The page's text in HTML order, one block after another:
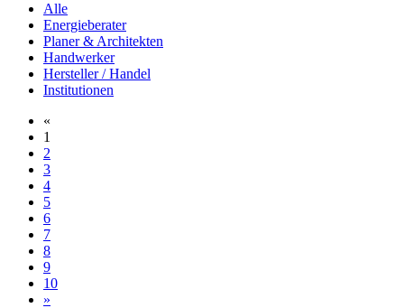
Alle
Energieberater
Planer & Architekten
Handwerker
Hersteller / Handel
Institutionen
«
1
2
3
4
5
6
7
8
9
10
»